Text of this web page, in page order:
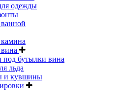
одежды
под бутылки вина
льда
и кувшины